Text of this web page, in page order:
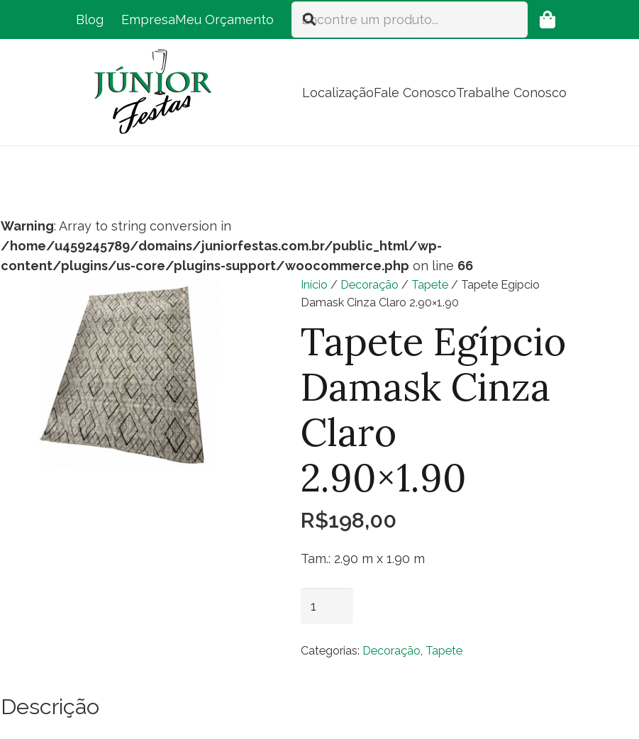
Blog EmpresaMeu Orçamento
LocalizaçãoFale ConoscoTrabalhe Conosco
Warning: Array to string conversion in
/home/u459245789/domains/juniorfestas.com.br/public_html/wp-
content/plugins/us-core/plugins-support/woocommerce.php on line 66
Início / Decoração / Tapete/ Tapete Egípcio
Damask Cinza Claro 2.90×1.90
Tapete Egípcio
Damask Cinza
Claro
2.90×1.90
R$198,00
Tam.: 2.90 m x 1.90 m
Cinza
Categorias: Decoração Tapete
Descrição